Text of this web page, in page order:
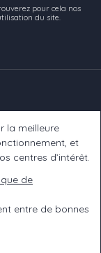
pour cela nos
du site.
la meilleure
et
centres d’intérêt.
de
entre de bonnes